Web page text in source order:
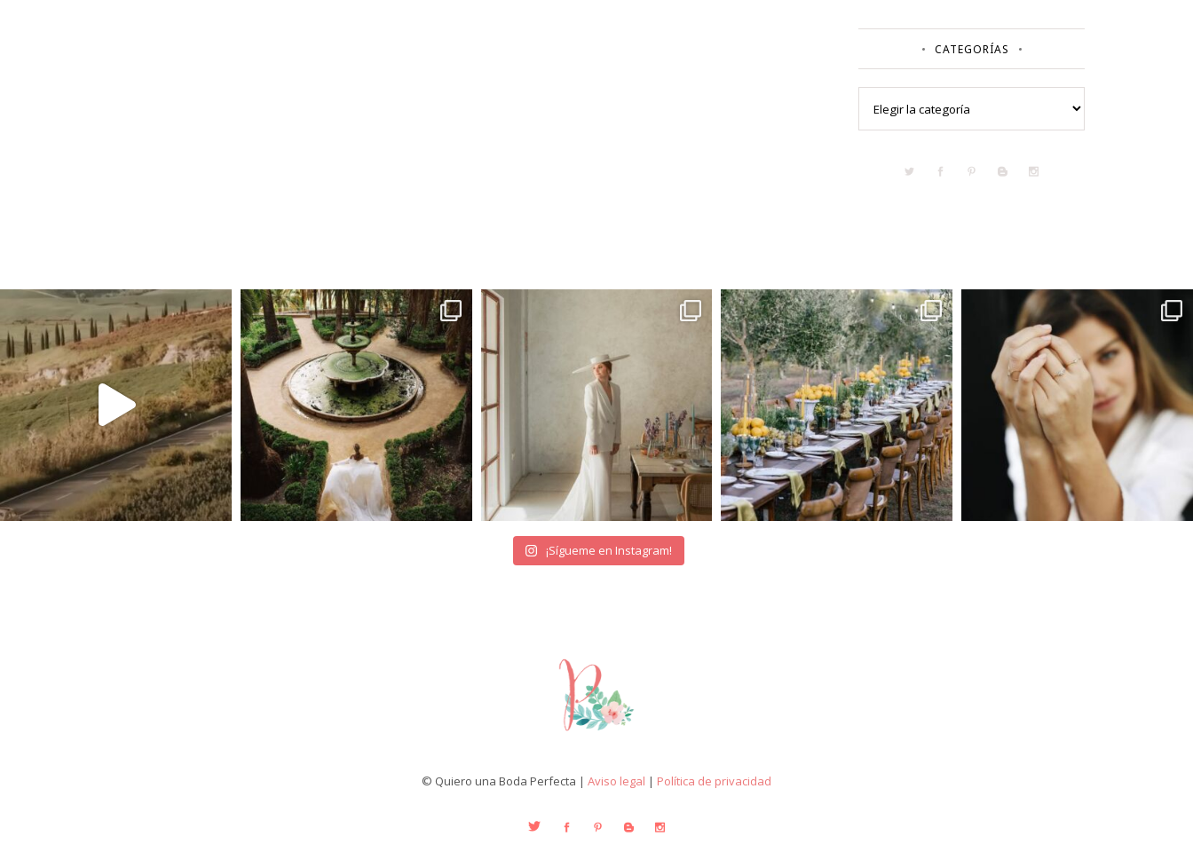
CATEGORÍAS
¡Sígueme en Instagram!
© Quiero una Boda Perfecta | Aviso legal | Política de privacidad